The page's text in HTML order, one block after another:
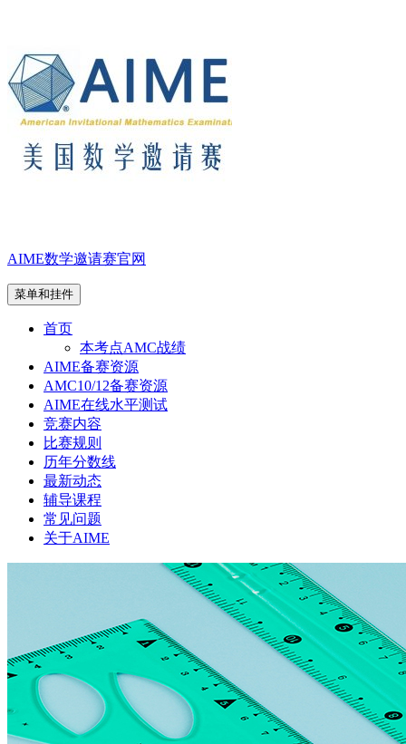
容
AIME数学邀请赛官网
菜单和挂件
首页
本考点AMC战绩
AIME备赛资源
AMC10/12备赛资源
AIME在线水平测试
竞赛内容
比赛规则
历年分数线
最新动态
辅导课程
常见问题
关于AIME